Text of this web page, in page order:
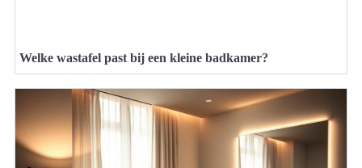
Welke wastafel past bij een kleine badkamer?